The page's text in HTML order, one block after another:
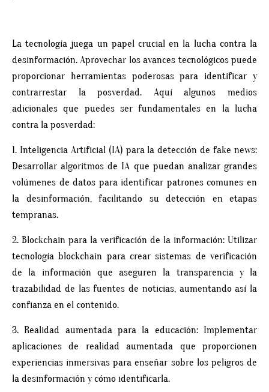
La tecnología juega un papel crucial en la lucha contra la
desinformación. Aprovechar los avances tecnológicos puede
proporcionar herramientas poderosas para identificar y
contrarrestar la posverdad. Aquí algunos medios
adicionales que puedes ser fundamentales en la lucha
contra la posverdad:
1. Inteligencia Artificial (IA) para la detección de fake news:
Desarrollar algoritmos de IA que puedan analizar grandes
volúmenes de datos para identificar patrones comunes en
la desinformación, facilitando su detección en etapas
tempranas.
2. Blockchain para la verificación de la información: Utilizar
tecnología blockchain para crear sistemas de verificación
de la información que aseguren la transparencia y la
trazabilidad de las fuentes de noticias, aumentando así la
confianza en el contenido.
3. Realidad aumentada para la educación: Implementar
aplicaciones de realidad aumentada que proporcionen
experiencias inmersivas para enseñar sobre los peligros de
la desinformación y cómo identificarla.